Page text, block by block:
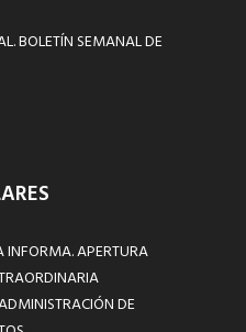
BOLETÍN SEMANAL DE
APERTURA
DE